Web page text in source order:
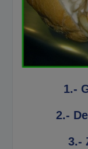
1.-
2.-
3.-